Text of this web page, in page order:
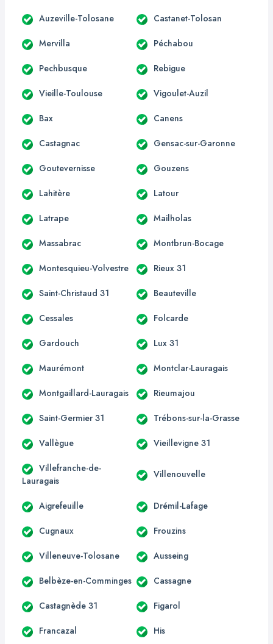
Auzeville-Tolosane Castanet-Tolosan
Mervilla Péchabou
Pechbusque Rebigue
Vieille-Toulouse Vigoulet-Auzil
Bax Canens
Castagnac Gensac-sur-Garonne
Goutevernisse Gouzens
Lahitère Latour
Latrape Mailholas
Massabrac Montbrun-Bocage
Montesquieu-Volvestre Rieux 31
Saint-Christaud 31 Beauteville
Cessales Folcarde
Gardouch Lux 31
Maurémont Montclar-Lauragais
Montgaillard-Lauragais Rieumajou
Saint-Germier 31 Trébons-sur-la-Grasse
Vallègue Vieillevigne 31
Villefranche-de-
Lauragais
Villenouvelle
Aigrefeuille Drémil-Lafage
Cugnaux Frouzins
Villeneuve-Tolosane Ausseing
Belbèze-en-Comminges Cassagne
Castagnède 31 Figarol
Francazal His